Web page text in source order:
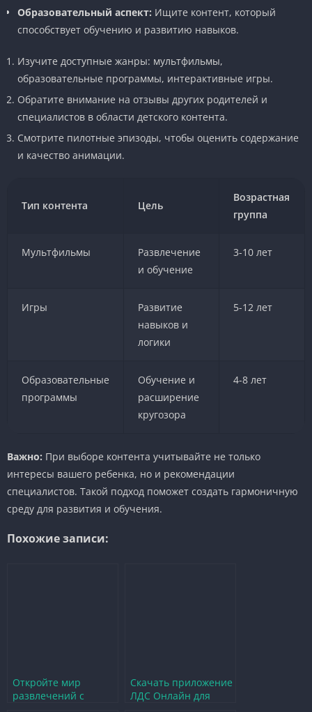
Образовательный аспект: Ищите контент, который
способствует обучению и развитию навыков.
Изучите доступные жанры: мультфильмы,
образовательные программы, интерактивные игры.
Обратите внимание на отзывы других родителей и
специалистов в области детского контента.
Смотрите пилотные эпизоды, чтобы оценить содержание
и качество анимации.
Тип контента Цель
Возрастная
группа
Мультфильмы
Развлечение
и обучение
3-10 лет
Игры
Развитие
навыков и
логики
5-12 лет
Образовательные
программы
Обучение и
расширение
кругозора
4-8 лет
Важно: При выборе контента учитывайте не только
интересы вашего ребенка, но и рекомендации
специалистов. Такой подход поможет создать гармоничную
среду для развития и обучения.
Похожие записи:
Откройте мир
развлечений с
Скачать приложение
ЛДС Онлайн для